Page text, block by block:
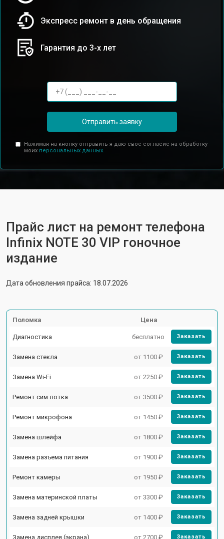
Экспресс ремонт в день обращения
Гарантия до 3-х лет
Отправить заявку
Нажимая на кнопку отправить я даю свое согласие на обработку
моих персональных данных.
Прайс лист на ремонт телефона
Infinix NOTE 30 VIP гоночное
издание
Дата обновления прайса: 18.07.2026
Поломка Цена
Диагностика бесплатно Заказать
Замена стекла от 1100 ₽ Заказать
Замена Wi-Fi от 2250 ₽ Заказать
Ремонт сим лотка от 3500 ₽ Заказать
Ремонт микрофона от 1450 ₽ Заказать
Замена шлейфа от 1800 ₽ Заказать
Замена разъема питания от 1900 ₽ Заказать
Ремонт камеры от 1950 ₽ Заказать
Замена материнской платы от 3300 ₽ Заказать
Замена задней крышки от 1400 ₽ Заказать
Замена дисплея (экрана) от 2700 ₽ Заказать